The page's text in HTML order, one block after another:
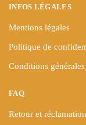
produit
INFOS LÉGALES
Mentions légales
Politique de
Conditions
FAQ
Retour et réclamation